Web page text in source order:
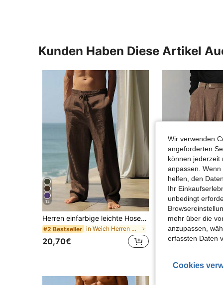
Kunden Haben Diese Artikel
12
Herren einfarbige leichte Hosen, bequem für den Sommer, geeignet für Strand, Lässig, Sport
#2 Bestseller in Weich Herren Hosen
20,70€
26,30€
Wir verwenden
angeforderten
können jederzeit
anpassen.
helfen, den
Ihr
unbedingt
mehr über die
anzupassen,
erfassten Daten
Cookies